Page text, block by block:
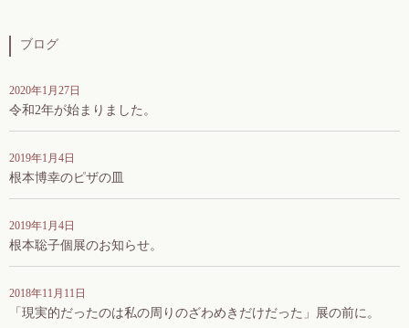
ブログ
2020年1月27日
令和2年が始まりました。
2019年1月4日
根本博幸のピザの皿
2019年1月4日
根本聡子個展のお知らせ。
2018年11月11日
「現実的だったのは私の周りのざわめきだけだった」展の前に。